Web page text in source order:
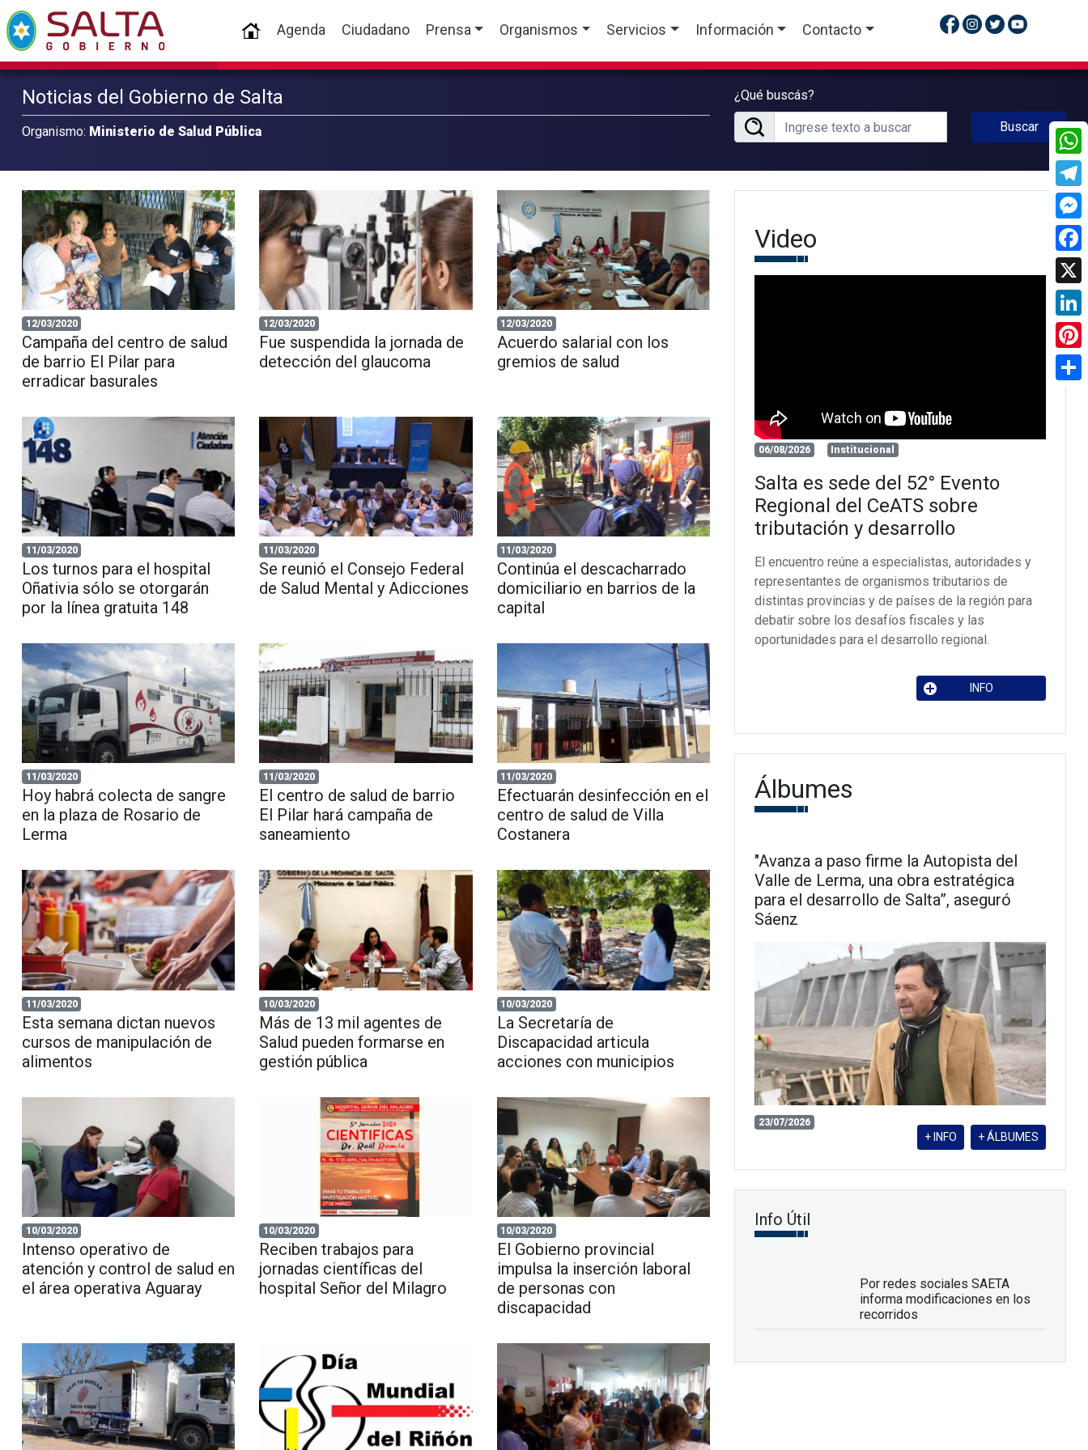
(current)
Agenda Ciudadano Prensa Organismos Servicios Información Contacto
Noticias del Gobierno de Salta
Organismo: Ministerio de Salud Pública
¿Qué buscás?
Buscar
12/03/2020
Campaña del centro de salud
de barrio El Pilar para
erradicar basurales
12/03/2020
Fue suspendida la jornada de
detección del glaucoma
12/03/2020
Acuerdo salarial con los
gremios de salud
11/03/2020
Los turnos para el hospital
Oñativia sólo se otorgarán
por la línea gratuita 148
11/03/2020
Se reunió el Consejo Federal
de Salud Mental y Adicciones
11/03/2020
Continúa el descacharrado
domiciliario en barrios de la
capital
11/03/2020
Hoy habrá colecta de sangre
en la plaza de Rosario de
Lerma
11/03/2020
El centro de salud de barrio
El Pilar hará campaña de
saneamiento
11/03/2020
Efectuarán desinfección en el
centro de salud de Villa
Costanera
11/03/2020
Esta semana dictan nuevos
cursos de manipulación de
alimentos
10/03/2020
Más de 13 mil agentes de
Salud pueden formarse en
gestión pública
10/03/2020
La Secretaría de
Discapacidad articula
acciones con municipios
10/03/2020
Intenso operativo de
atención y control de salud en
el área operativa Aguaray
10/03/2020
Reciben trabajos para
jornadas científicas del
hospital Señor del Milagro
10/03/2020
El Gobierno provincial
impulsa la inserción laboral
de personas con
discapacidad
Video
06/08/2026 Institucional
Salta es sede del 52° Evento
Regional del CeATS sobre
tributación y desarrollo
El encuentro reúne a especialistas, autoridades y
representantes de organismos tributarios de
distintas provincias y de países de la región para
debatir sobre los desafíos fiscales y las
oportunidades para el desarrollo regional.
INFO
Álbumes
"Avanza a paso firme la Autopista del
Valle de Lerma, una obra estratégica
para el desarrollo de Salta”, aseguró
Sáenz
23/07/2026
+ ÁLBUMES
+ INFO
Info Útil
Por redes sociales SAETA
informa modificaciones en los
recorridos
X